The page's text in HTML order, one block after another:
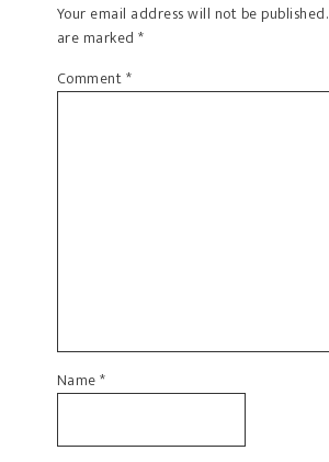
Your email address will not be published.
are marked*
Comment*
Name*